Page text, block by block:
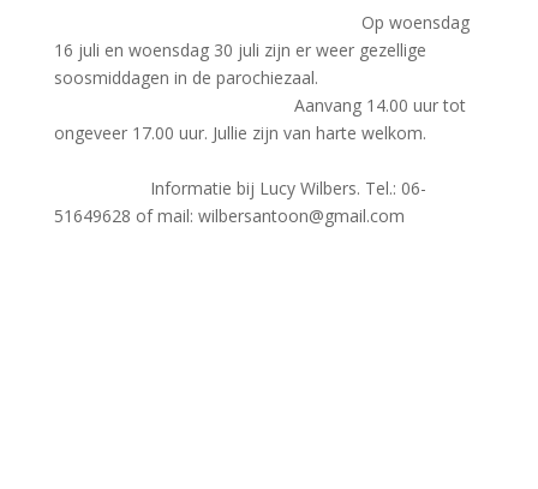
Op woensdag
16 juli en woensdag 30 juli zijn er weer gezellige
soosmiddagen in de parochiezaal.
Aanvang 14.00 uur tot
ongeveer 17.00 uur. Jullie zijn van harte welkom.
Informatie bij Lucy Wilbers. Tel.: 06-
51649628 of mail: wilbersantoon@gmail.com